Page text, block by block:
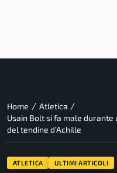
Home / Atletica /
Usain Bolt si fa male
del tendine d’Achille
ATLETICA ULTIMI ARTICOLI